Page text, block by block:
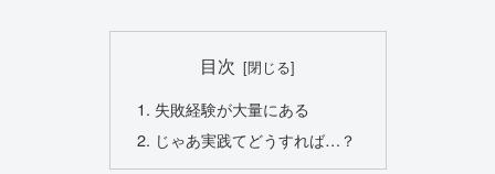
目次
失敗経験が大量にある
じゃあ実践てどうすれば…？